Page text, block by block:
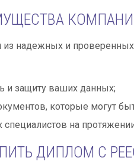
КОМПАНИИ
из надежных и
и защиту ваших данных;
которые могут
на
ДИПЛОМ С